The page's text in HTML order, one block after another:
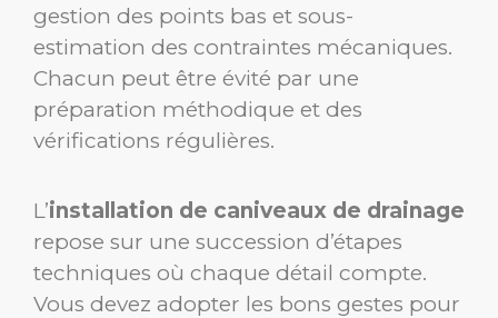
gestion des points bas et sous-
estimation des contraintes mécaniques.
Chacun peut être évité par une
préparation méthodique et des
vérifications régulières.
L’installation de caniveaux de drainage
repose sur une succession d’étapes
techniques où chaque détail compte.
Vous devez adopter les bons gestes pour